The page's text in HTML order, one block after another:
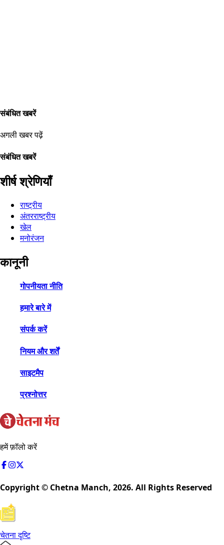
संबंधित खबरें
अगली खबर पढ़ें
संबंधित खबरें
शीर्ष श्रेणियाँ
राष्ट्रीय
अंतरराष्ट्रीय
खेल
मनोरंजन
कानूनी
गोपनीयता नीति
हमारे बारे में
संपर्क करें
नियम और शर्तें
साइटमैप
प्रश्नोत्तर
हमें फ़ॉलो करें
Copyright © Chetna Manch, 2026. All Rights Reserved
चेतना दृष्टि